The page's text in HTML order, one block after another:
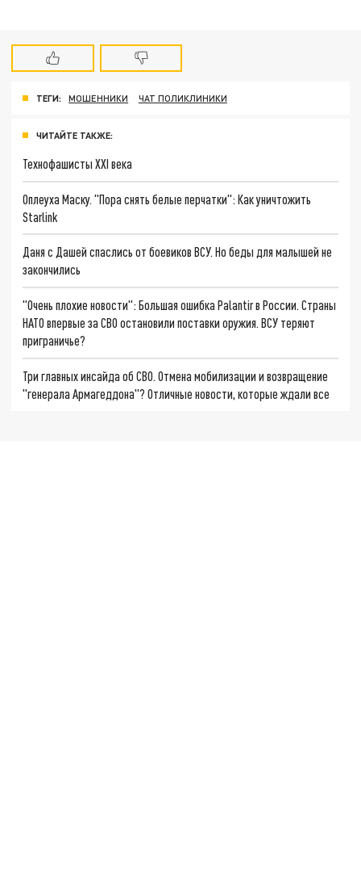
ТЕГИ: МОШЕННИКИ ЧАТ ПОЛИКЛИНИКИ
ЧИТАЙТЕ ТАКЖЕ:
Технофашисты XXI века
Оплеуха Маску. "Пора снять белые перчатки": Как уничтожить
Starlink
Даня с Дашей спаслись от боевиков ВСУ. Но беды для малышей не
закончились
"Очень плохие новости": Большая ошибка Palantir в России. Страны
НАТО впервые за СВО остановили поставки оружия. ВСУ теряют
приграничье?
Три главных инсайда об СВО. Отмена мобилизации и возвращение
"генерала Армагеддона"? Отличные новости, которые ждали все